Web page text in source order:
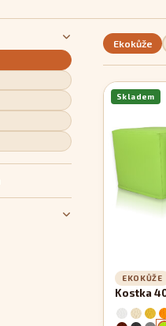
Ekokůže
Skladem
EKOKŮŽE
Kostka